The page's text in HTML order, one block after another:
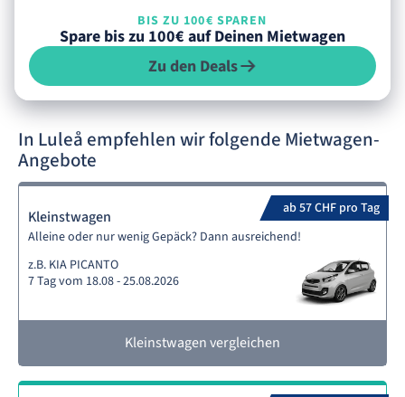
BIS ZU 100€ SPAREN
Spare bis zu 100€ auf Deinen Mietwagen
Zu den Deals
In Luleå empfehlen wir folgende Mietwagen-
Angebote
ab 57 CHF pro Tag
Kleinstwagen
Alleine oder nur wenig Gepäck? Dann ausreichend!
z.B. KIA PICANTO
7 Tag vom 18.08 - 25.08.2026
Kleinstwagen vergleichen